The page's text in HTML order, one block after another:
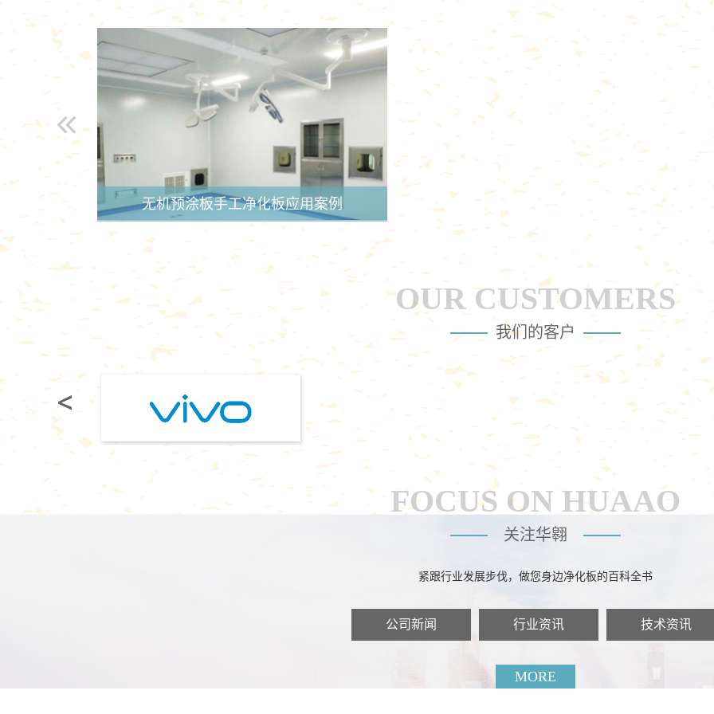
无机预涂板手工净化板应用案例
OUR CUSTOMERS
我们的客户
FOCUS ON HUAAO
关注华翱
紧跟行业发展步伐，做您身边净化板的百科全书
公司新闻 行业资讯 技术资讯
MORE